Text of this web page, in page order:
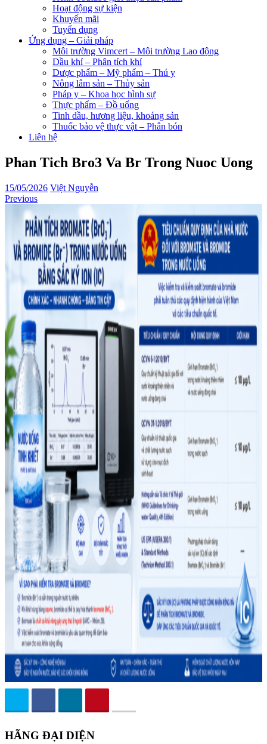
Hoạt động sự kiện
Khuyến mãi
Tuyển dụng
Ứng dụng – Giải pháp
Môi trường Vimcert – Môi trường Lao động
Dầu khí – Phân tích khí
Dược phẩm – Mỹ phẩm – Thú y
Nông lâm sản – Thủy sản
Pháp y – Khoa học hình sự
Thực phẩm – Đồ uống
Tinh dầu, hương liệu, khoáng sản
Thuốc bảo vệ thực vật – Phân bón
Liên hệ
Phan Tich Bro3 Va Br Trong Nuoc Uong
15/05/2026 Việt Nguyễn
Previous
HÃNG ĐẠI DIỆN